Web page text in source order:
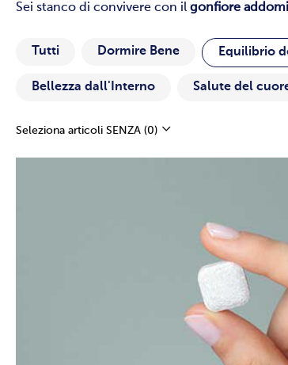
Sei stanco di convivere con il gonfiore
Tutti Dormire Bene Equilibrio
Bellezza dall'Interno Salute del
Seleziona articoli SENZA (0)